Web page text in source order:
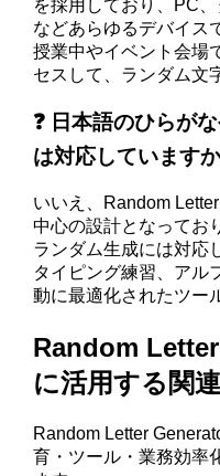
を採用しており、PC
などあらゆるデバイス
授業中やイベント会場
セスして、ランダム文
❓ 日本語のひらが
は対応しています
いいえ、Random
中心の設計となってお
ランダム生成には対応
タイピング練習、アル
動に最適化されたツー
Random
に活用する関
Random Letter
育・ツール・業務効率